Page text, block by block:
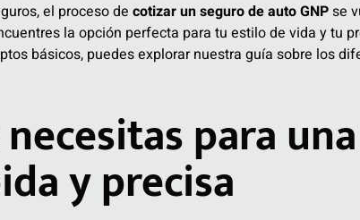
el proceso de cotizar un seguro de auto GNPse
la opción perfecta para tu estilo de vida y tu
básicos, puedes explorar nuestra guía sobre los
para una
y precisa